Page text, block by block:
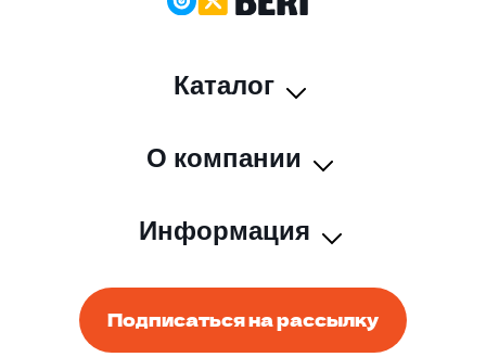
Каталог
О компании
Информация
Подписаться на рассылку